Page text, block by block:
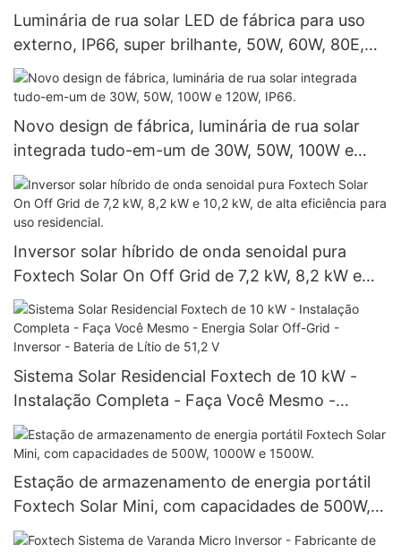
Luminária de rua solar LED de fábrica para uso
externo, IP66, super brilhante, 50W, 60W, 80E,
100W, 120W, tudo em um.
Novo design de fábrica, luminária de rua solar
integrada tudo-em-um de 30W, 50W, 100W e
120W, IP66.
Inversor solar híbrido de onda senoidal pura
Foxtech Solar On Off Grid de 7,2 kW, 8,2 kW e
10,2 kW, de alta eficiência para uso residencial.
Sistema Solar Residencial Foxtech de 10 kW -
Instalação Completa - Faça Você Mesmo -
Energia Solar Off-Grid - Inversor - Bateria de
Lítio de 51,2 V
Estação de armazenamento de energia portátil
Foxtech Solar Mini, com capacidades de 500W,
1000W e 1500W.